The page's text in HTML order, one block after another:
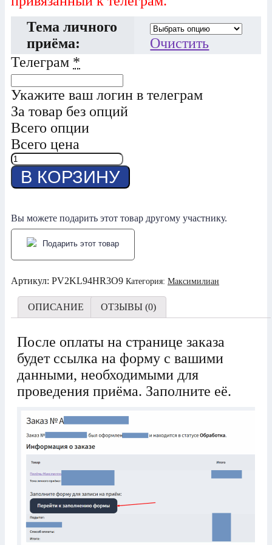
Тема личного
приёма:
Очистить
Телеграм *
Укажите ваш логин в телеграм
За товар без опций
Всего опции
Всего цена
Количество
товара
Приёмы
Максимилиана
В КОРЗИНУ
Вы можете подарить этот товар другому участнику.
Подарить этот товар
Артикул: PV2KL94HR3O9 Категория: Максимилиан
ОПИСАНИЕ ОТЗЫВЫ (0)
После оплаты на странице заказа
будет ссылка на форму с вашими
данными, необходимыми для
проведения приёма. Заполните её.